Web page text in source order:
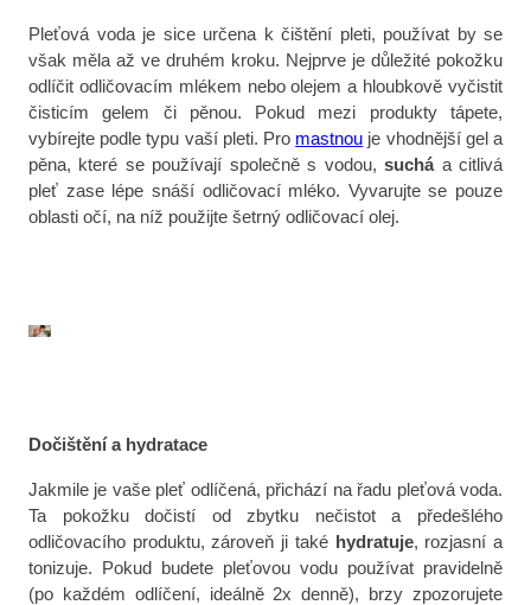
Pleťová voda je sice určena k čištění pleti, používat by se
však měla až ve druhém kroku. Nejprve je důležité pokožku
odlíčit odličovacím mlékem nebo olejem a hloubkově vyčistit
čisticím gelem či pěnou. Pokud mezi produkty tápete,
vybírejte podle typu vaší pleti. Pro mastnou je vhodnější gel a
pěna, které se používají společně s vodou,sucháa citlivá
pleť zase lépe snáší odličovací mléko. Vyvarujte se pouze
oblasti očí, na níž použijte šetrný odličovací olej.
Dočištění a hydratace
Jakmile je vaše pleť odlíčená, přichází na řadu pleťová voda.
Ta pokožku dočistí od zbytku nečistot a předešlého
odličovacího produktu, zároveň ji také hydratuje, rozjasní a
tonizuje. Pokud budete pleťovou vodu používat pravidelně
(po každém odlíčení, ideálně 2x denně), brzy zpozorujete